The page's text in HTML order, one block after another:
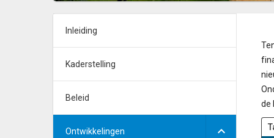
Inleiding
Kaderstelling
Beleid
Ontwikkelingen
de